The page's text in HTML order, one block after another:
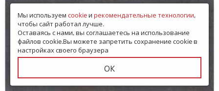
Мы используем cookieи рекомендательные технологии,
чтобы сайт работал лучше.
Оставаясь с нами, вы соглашаетесь на использование
файлов cookie.Вы можете запретить сохранение cookie в
настройках своего браузера
ОК